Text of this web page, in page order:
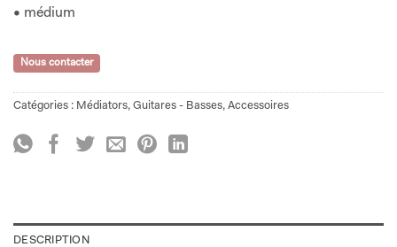
• médium
Nous contacter
Catégories : Médiators, Guitares - Basses, Accessoires
DESCRIPTION